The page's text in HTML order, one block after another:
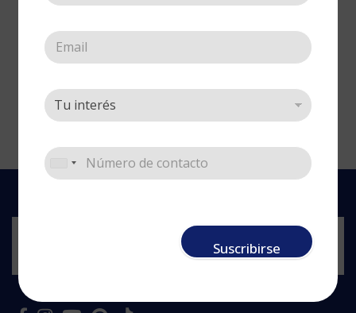
Suscribirse
Color ,Kool Color (Pastel)
Cotizar